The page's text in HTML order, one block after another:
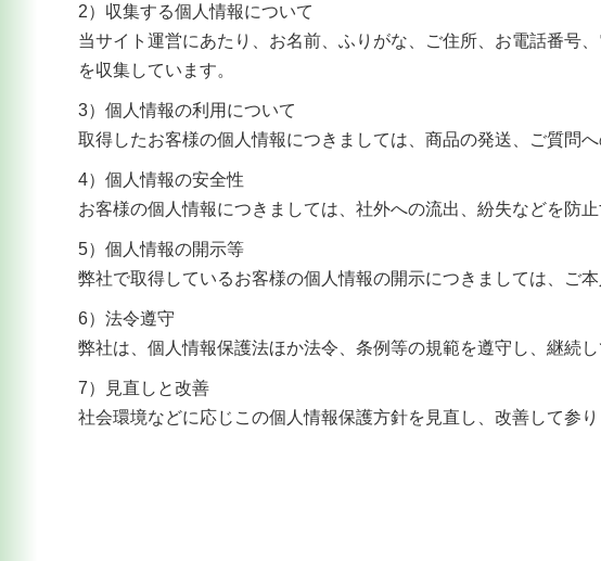
2）収集する個人情報について
当サイト運営にあたり、お名前、ふりがな、ご住所、お電話番号
を収集しています。
3）個人情報の利用について
取得したお客様の個人情報につきましては、商品の発送、ご質問
4）個人情報の安全性
お客様の個人情報につきましては、社外への流出、紛失などを防
5）個人情報の開示等
弊社で取得しているお客様の個人情報の開示につきましては、ご
6）法令遵守
弊社は、個人情報保護法ほか法令、条例等の規範を遵守し、継続
7）見直しと改善
社会環境などに応じこの個人情報保護方針を見直し、改善して参り